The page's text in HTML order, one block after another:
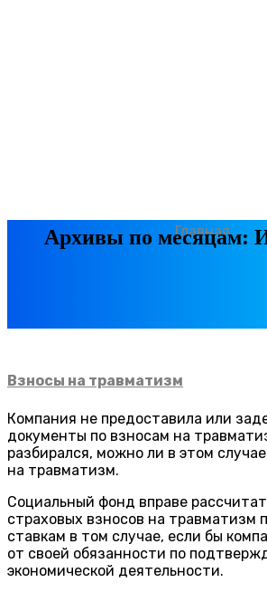
Главная
Архивы по месяцам:
Взносы на травматизм
Компания не предоставила или
документы по взносам на
разбирался, можно ли в этом
на травматизм.
Социальный фонд вправе
страховых взносов на травматизм
ставкам в том случае, если бы
от своей обязанности по
экономической деятельности.